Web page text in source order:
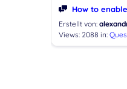
How to
Erstellt von:
Views: 2088 in: